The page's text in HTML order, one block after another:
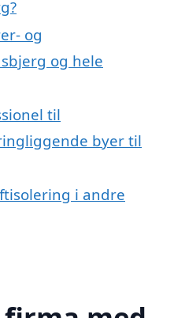
og
og hele
til
byer til
i andre